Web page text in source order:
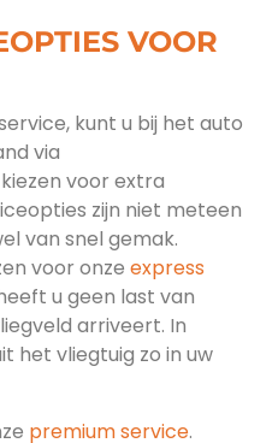
VOOR
kunt u bij het auto
via
voor extra
zijn niet meteen
van snel gemak.
voor onze express
u geen last van
arriveert. In
het vliegtuig zo in uw
premium service.